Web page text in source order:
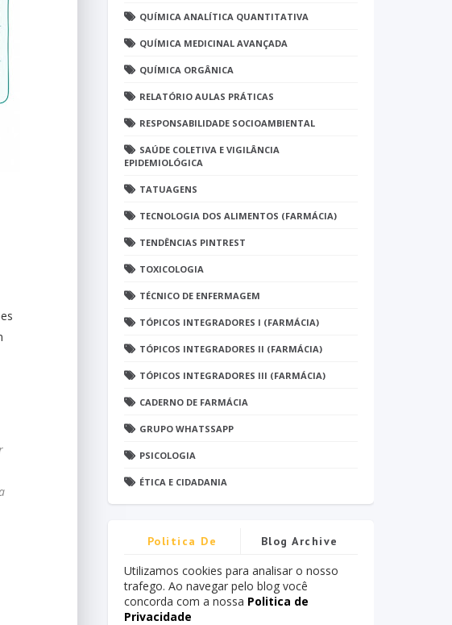
QUÍMICA ANALÍTICA QUANTITATIVA
QUÍMICA MEDICINAL AVANÇADA
QUÍMICA ORGÂNICA
RELATÓRIO AULAS PRÁTICAS
RESPONSABILIDADE SOCIOAMBIENTAL
SAÚDE COLETIVA E VIGILÂNCIA
EPIDEMIOLÓGICA
TATUAGENS
TECNOLOGIA DOS ALIMENTOS (FARMÁCIA)
TENDÊNCIAS PINTREST
TOXICOLOGIA
TÉCNICO DE ENFERMAGEM
TÓPICOS INTEGRADORES I (FARMÁCIA)
TÓPICOS INTEGRADORES II (FARMÁCIA)
TÓPICOS INTEGRADORES III (FARMÁCIA)
CADERNO DE FARMÁCIA
GRUPO WHATSSAPP
PSICOLOGIA
ÉTICA E CIDADANIA
Politica De
Privacidade
Blog Archive
Utilizamos cookies para analisar o nosso
trafego. Ao navegar pelo blog você
concorda com a nossa Politica de
Privacidade